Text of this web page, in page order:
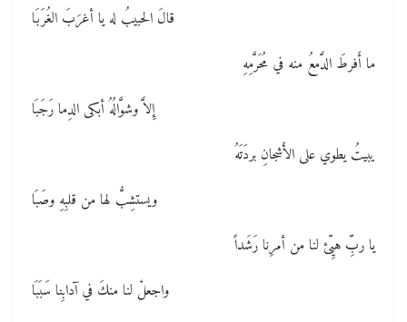
قالَ الحبيبُ له يا أغرَبَ الغُرَبَا
ما أَفرطَ الدَّمعُ منه في مُحَرَّمِهِ
إِلاَّ وشوَّالُهُ أبكى الدِما رَجَبَا
يبيتُ يطوي على الأَشجانِ بردَتَهُ
ويستشِبُّ لها من قلبِهِ وصَبَا
يا ربِّ هيِّئ لنا من أمرِنا رَشَداً
واجعلْ لنا منكَ في آدابِنا سَبَبَا